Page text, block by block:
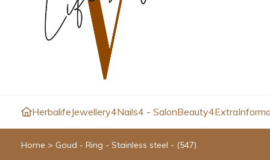
HerbalifeJewellery4Nails4 - SalonBeauty4Extra
Home > Goud - Ring - Stainless steel - (547)